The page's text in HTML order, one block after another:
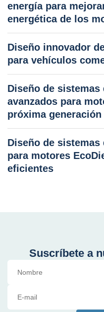
energía para
energética de los
Diseño innovador
para vehículos
Diseño de
avanzados para
próxima generación
Diseño de
para motores
eficientes
Suscríbete a